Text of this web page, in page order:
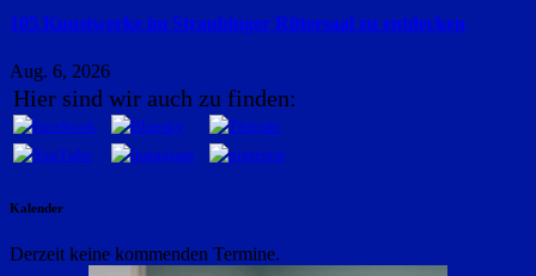
105 Kunstwerke im Straubinger Rittersaal zu entdecken
Aug. 6, 2026
Hier sind wir auch zu finden:
Kalender
Derzeit keine kommenden Termine.